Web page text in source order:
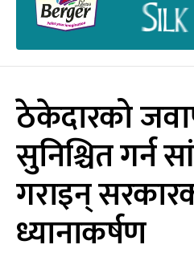
ठेकेदारको
सुनिश्चित गर्न
गराइन्
ध्यानाकर्षण